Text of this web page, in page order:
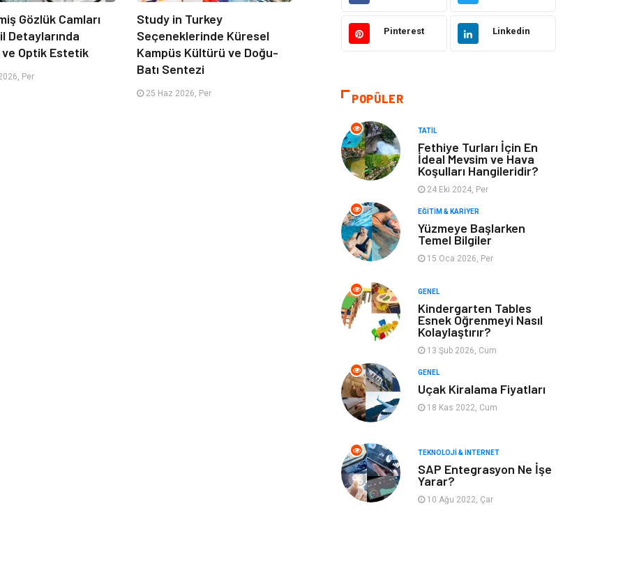
Gözlük Camları
Detaylarında
Optik Estetik
Per
Study in Turkey
Seçeneklerinde Küresel
Kampüs Kültürü ve Doğu-
Batı Sentezi
25 Haz 2026, Per
Genel Kültür
Metal Evlilik Rehberi
Finans & Ekonomi
Yeme & İçme Anne & Çocuk
Ev İşleri Gayrimenkul
Organizasyon
Astroloji Aksesuar
Mobilya
Bebek Giyim saç dökülmesi
saç bakımı
kozmetiğin püf
noktaları
Spor Malzemeleri
Pinterest Linkedin
POPÜLER
TATIL
Fethiye Turları İçin En
İdeal Mevsim ve Hava
Koşulları Hangileridir?
24 Eki 2024, Per
EĞITIM & KARIYER
Yüzmeye Başlarken
Temel Bilgiler
15 Oca 2026, Per
GENEL
Kindergarten Tables
Esnek Öğrenmeyi Nasıl
Kolaylaştırır?
13 Şub 2026, Cum
GENEL
Uçak Kiralama Fiyatları
18 Kas 2022, Cum
TEKNOLOJI & İNTERNET
SAP Entegrasyon Ne İşe
Yarar?
10 Ağu 2022, Çar